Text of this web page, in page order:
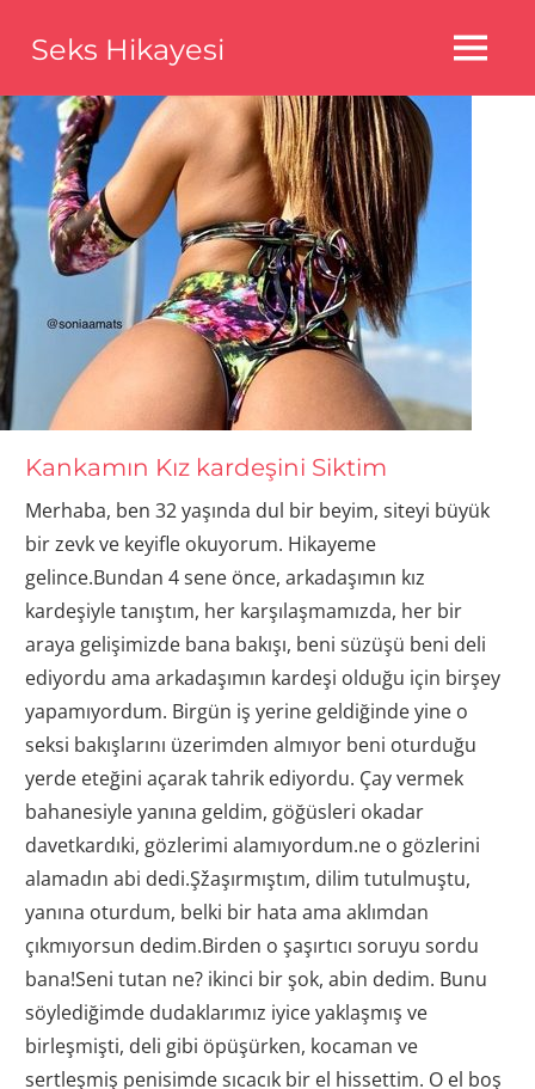
Seks Hikayesi
Hikayeleri,Bedava
Seks
Hikayeleri,Aldatma
Seks
Hikayeleri
MENU
Kankamın Kız kardeşini Siktim
Merhaba, ben 32 yaşında dul bir beyim, siteyi büyük
bir zevk ve keyifle okuyorum. Hikayeme
gelince.Bundan 4 sene önce, arkadaşımın kız
kardeşiyle tanıştım, her karşılaşmamızda, her bir
araya gelişimizde bana bakışı, beni süzüşü beni deli
ediyordu ama arkadaşımın kardeşi olduğu için birşey
yapamıyordum. Birgün iş yerine geldiğinde yine o
seksi bakışlarını üzerimden almıyor beni oturduğu
yerde eteğini açarak tahrik ediyordu. Çay vermek
bahanesiyle yanına geldim, göğüsleri okadar
davetkardıki, gözlerimi alamıyordum.ne o gözlerini
alamadın abi dedi.Şžaşırmıştım, dilim tutulmuştu,
yanına oturdum, belki bir hata ama aklımdan
çıkmıyorsun dedim.Birden o şaşırtıcı soruyu sordu
bana!Seni tutan ne? ikinci bir şok, abin dedim. Bunu
söylediğimde dudaklarımız iyice yaklaşmış ve
birleşmişti, deli gibi öpüşürken, kocaman ve
sertleşmiş penisimde sıcacık bir el hissettim. O el boş